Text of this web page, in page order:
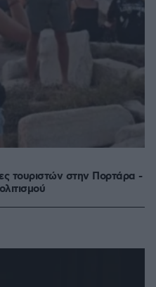
τουριστών στην Πορτάρα -